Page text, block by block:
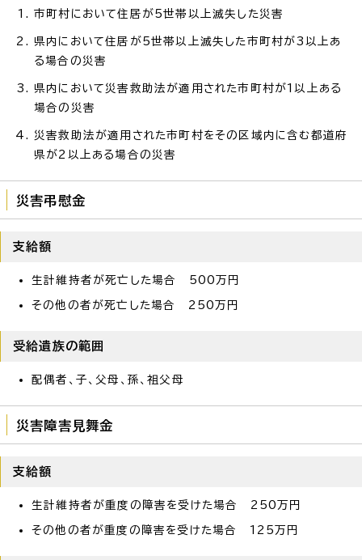
市町村において住居が5世帯以上滅失した災害
県内において住居が5世帯以上滅失した市町村が3以上あ
る場合の災害
県内において災害救助法が適用された市町村が1以上ある
場合の災害
災害救助法が適用された市町村をその区域内に含む都道府
県が2以上ある場合の災害
災害弔慰金
支給額
生計維持者が死亡した場合 500万円
その他の者が死亡した場合 250万円
受給遺族の範囲
配偶者、子、父母、孫、祖父母
災害障害見舞金
支給額
生計維持者が重度の障害を受けた場合 250万円
その他の者が重度の障害を受けた場合 125万円